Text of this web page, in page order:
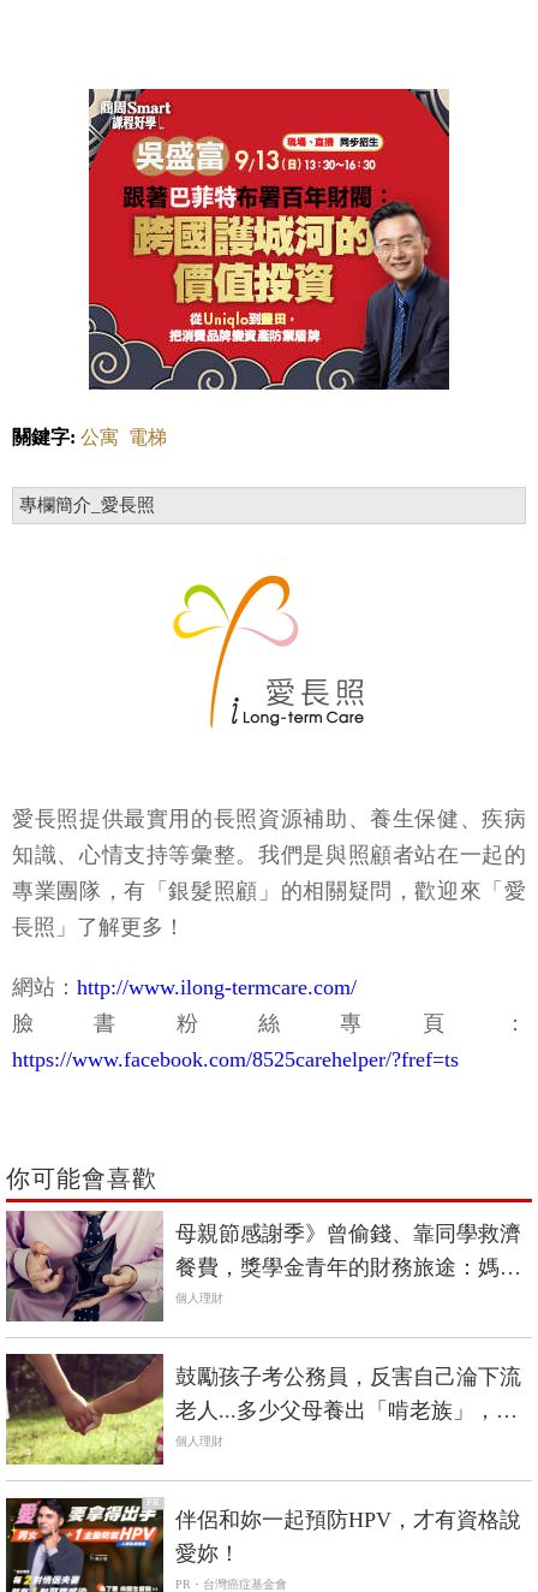
關鍵字: 公寓 電梯
專欄簡介_愛長照
愛長照提供最實用的長照資源補助、養生保健、疾病
知識、心情支持等彙整。我們是與照顧者站在一起的
專業團隊，有「銀髮照顧」的相關疑問，歡迎來「愛
長照」了解更多！
網站： http://www.ilong-termcare.com/
臉書粉絲專頁：
https://www.facebook.com/8525carehelper/?fref=ts
你可能會喜歡
母親節感謝季》曾偷錢、靠同學救濟
餐費，獎學金青年的財務旅途：媽媽
教我的4堂理財課
個人理財
鼓勵孩子考公務員，反害自己淪下流
老人...多少父母養出「啃老族」，就
是沒做好3道防線
個人理財
PR
伴侶和妳一起預防HPV，才有資格說
愛妳！
PR・台灣癌症基金會